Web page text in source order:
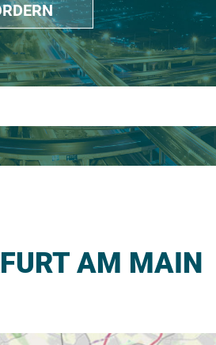
AM MAIN